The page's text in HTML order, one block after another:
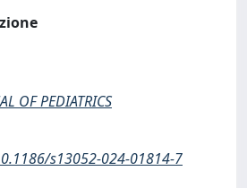
OF PEDIATRICS
s13052-024-01814-7